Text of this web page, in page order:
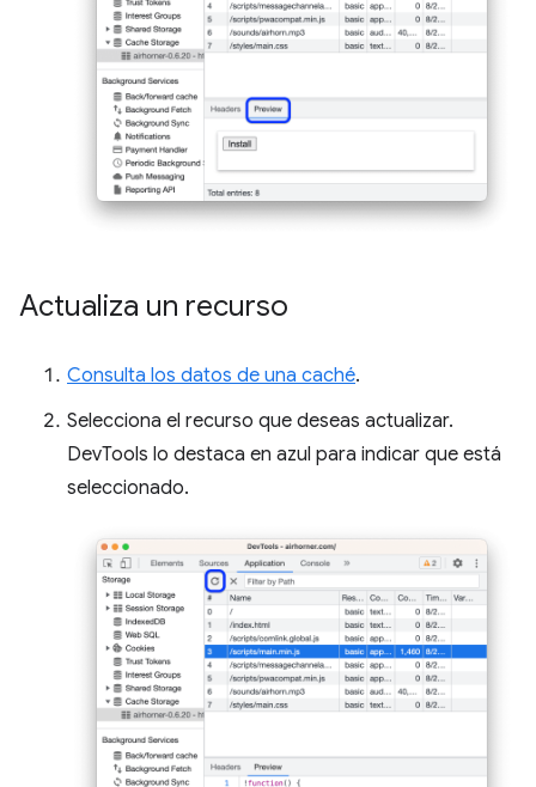
Actualiza un recurso
Consulta los datos de una caché.
Selecciona el recurso que deseas actualizar.
DevTools lo destaca en azul para indicar que está
seleccionado.